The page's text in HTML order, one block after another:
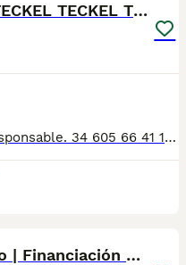
TECKEL TECKEL TECKEL TECKEL TECKEL TECKEL TECKEL
🐾 Tutty Pets Love – Criador Responsable. 34 605 66 41 16 Whastapp y llamadas En Tutty Pets Love trabajamos con pasión y responsabilidad para ofrecer cachorros sanos, equilibrados y con todas las garantías. ✅ Vacunas correspondientes a su edad. ✅ Cartilla veterinaria. ✅ Desparasitación interna y externa. ✅ Pasaporte y microchip. ✅ Garantías víricas y congénitas. ✅ Contrato de compraventa sellado por la empresa. ✅ Envíos a toda la península (según kilometraje). ✅ Financiación personalizada de 6 a 48 meses, con y sin intereses. 💳 Financiación disponible. Consulta cómodas cuotas adaptadas a tus necesidades. 📞 34 605 66 41 16 Whastapp y llamadas 🌐 www.tuttypetslove.es 🐶 Tutty Pets Love, donde nacen grandes compañeros.
👑 Teckel Mini Negro Fuego | Financiación Fácil